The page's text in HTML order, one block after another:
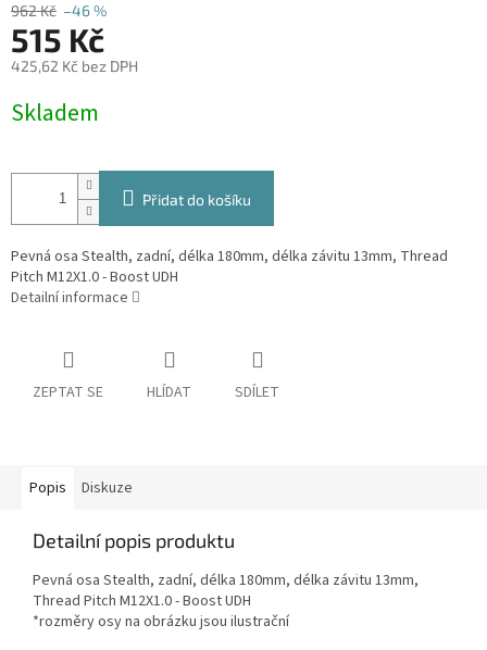
962 Kč –46 %
515 Kč
425,62 Kč bez DPH
cena:
Skladem
Přidat do košíku
Pevná osa Stealth, zadní, délka 180mm, délka závitu 13mm, Thread
Pitch M12X1.0 - Boost UDH
Detailní informace
ZEPTAT SE HLÍDAT SDÍLET
Popis Diskuze
Detailní popis produktu
Pevná osa Stealth, zadní, délka 180mm, délka závitu 13mm,
Thread Pitch M12X1.0 - Boost UDH
*rozměry osy na obrázku jsou ilustrační